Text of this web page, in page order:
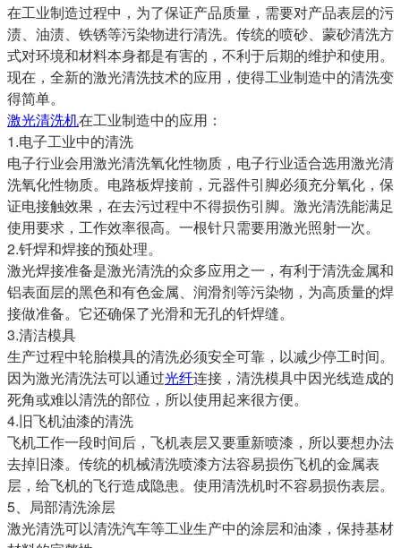
在工业制造过程中，为了保证产品质量，需要对产品表层的污
渍、油渍、铁锈等污染物进行清洗。传统的喷砂、蒙砂清洗方
式对环境和材料本身都是有害的，不利于后期的维护和使用。
现在，全新的激光清洗技术的应用，使得工业制造中的清洗变
得简单。
激光清洗机在工业制造中的应用：
1.电子工业中的清洗
电子行业会用激光清洗氧化性物质，电子行业适合选用激光清
洗氧化性物质。电路板焊接前，元器件引脚必须充分氧化，保
证电接触效果，在去污过程中不得损伤引脚。激光清洗能满足
使用要求，工作效率很高。一根针只需要用激光照射一次。
2.钎焊和焊接的预处理。
激光焊接准备是激光清洗的众多应用之一，有利于清洗金属和
铝表面层的黑色和有色金属、润滑剂等污染物，为高质量的焊
接做准备。它还确保了光滑和无孔的钎焊缝。
3.清洁模具
生产过程中轮胎模具的清洗必须安全可靠，以减少停工时间。
因为激光清洗法可以通过光纤连接，清洗模具中因光线造成的
死角或难以清洗的部位，所以使用起来很方便。
4.旧飞机油漆的清洗
飞机工作一段时间后，飞机表层又要重新喷漆，所以要想办法
去掉旧漆。传统的机械清洗喷漆方法容易损伤飞机的金属表
层，给飞机的飞行造成隐患。使用清洗机时不容易损伤表层。
5、局部清洗涂层
激光清洗可以清洗汽车等工业生产中的涂层和油漆，保持基材